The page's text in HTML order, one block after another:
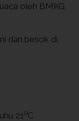
oleh BMKG
dan besok di
21 oC